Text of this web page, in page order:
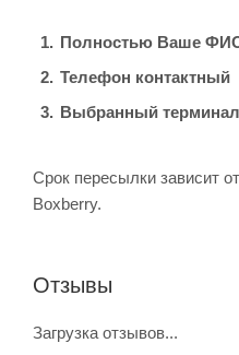
Полностью Ваше
Телефон контактный
Выбранный
Срок пересылки зависит
Boxberry.
Отзывы
Загрузка отзывов...